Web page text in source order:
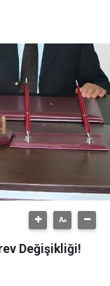
Değişikliği!